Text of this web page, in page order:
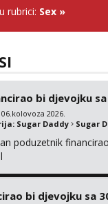
rubrici: Sex »
bi djevojku
06.kolovoza 2026.
Sugar Daddy Sugar
poduzetnik
bi djevojku sa